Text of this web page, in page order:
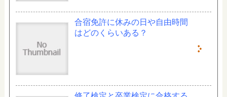
合宿免許に休みの日や自由時間
はどのくらいある？